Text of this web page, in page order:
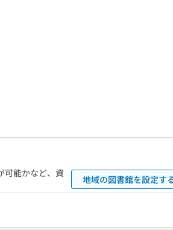
可能かなど、資
地域の図書館を設定す